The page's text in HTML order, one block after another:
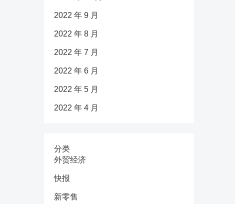
2022 年 9 月
2022 年 8 月
2022 年 7 月
2022 年 6 月
2022 年 5 月
2022 年 4 月
分类
外贸经济
快报
新零售